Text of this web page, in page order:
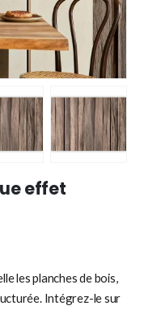
effet
les planches de bois,
Intégrez-le sur